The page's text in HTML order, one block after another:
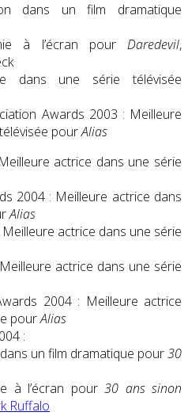
dans un film dramatique
à l’écran pour Daredevil,
dans une série télévisée
Awards 2003 : Meilleure
pourAlias
actrice dans une série
2004 : Meilleure actrice dans
Alias
actrice dans une série
actrice dans une série
2004 : Meilleure actrice
pourAlias
:
un film dramatique pour30
à l’écran pour30 ans sinon
Ruffalo